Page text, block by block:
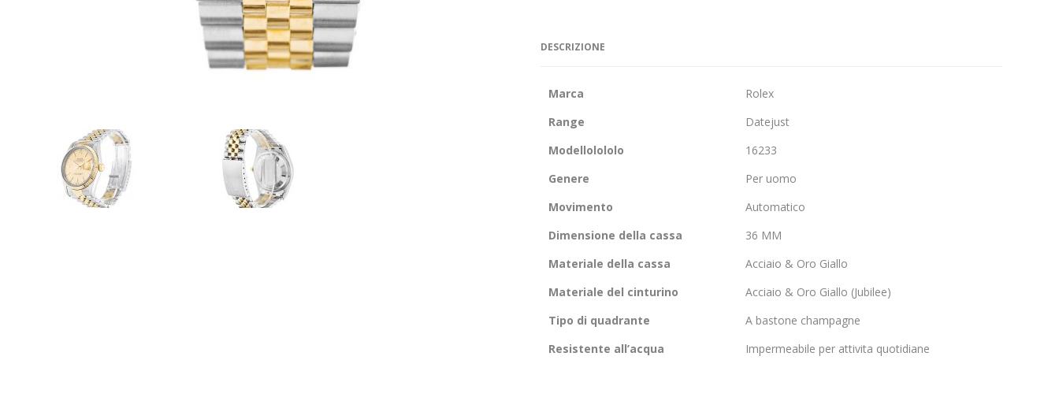
DESCRIZIONE
Marca
Rolex
Range
Datejust
Modellolololo
16233
Genere
Per uomo
Movimento
Automatico
Dimensione della cassa
36 MM
Materiale della cassa
Acciaio & Oro Giallo
Materiale del cinturino
Acciaio & Oro Giallo (Jubilee)
Tipo di quadrante
A bastone champagne
Resistente all’acqua
Impermeabile per attivita quotidiane